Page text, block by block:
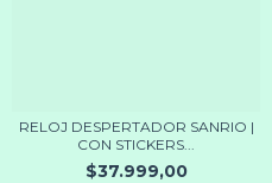
RELOJ DESPERTADOR SANRIO |
CON STICKERS...
$37.999,00